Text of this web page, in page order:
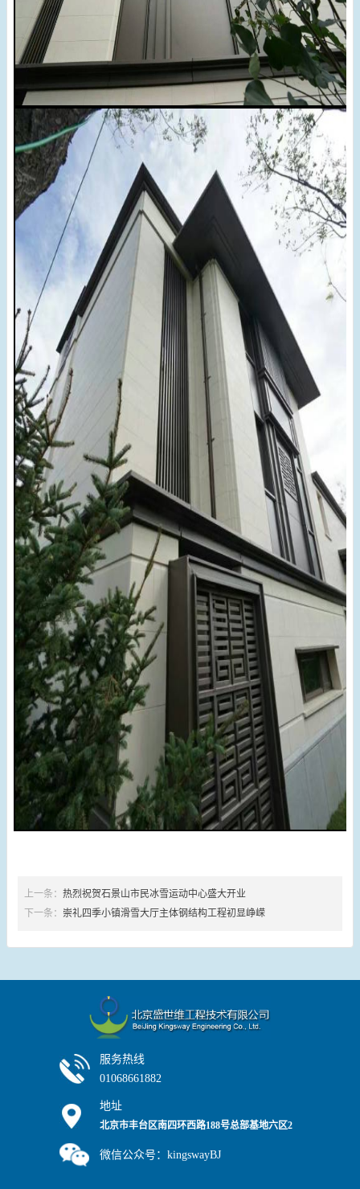
上一条：热烈祝贺石景山市民冰雪运动中心盛大开业
下一条： 崇礼四季小镇滑雪大厅主体钢结构工程初显峥嵘
服务热线
01068661882
地址
北京市丰台区南四环西路188号总部基地六区2
微信公众号：kingswayBJ